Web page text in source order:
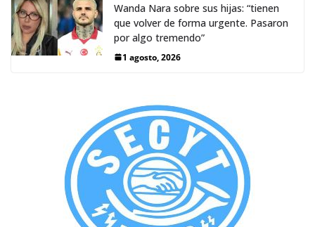
Wanda Nara sobre sus hijas: “tienen
que volver de forma urgente. Pasaron
por algo tremendo”
1 agosto, 2026